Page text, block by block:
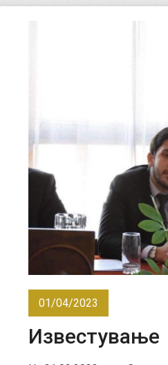
01/04/2023
Известување